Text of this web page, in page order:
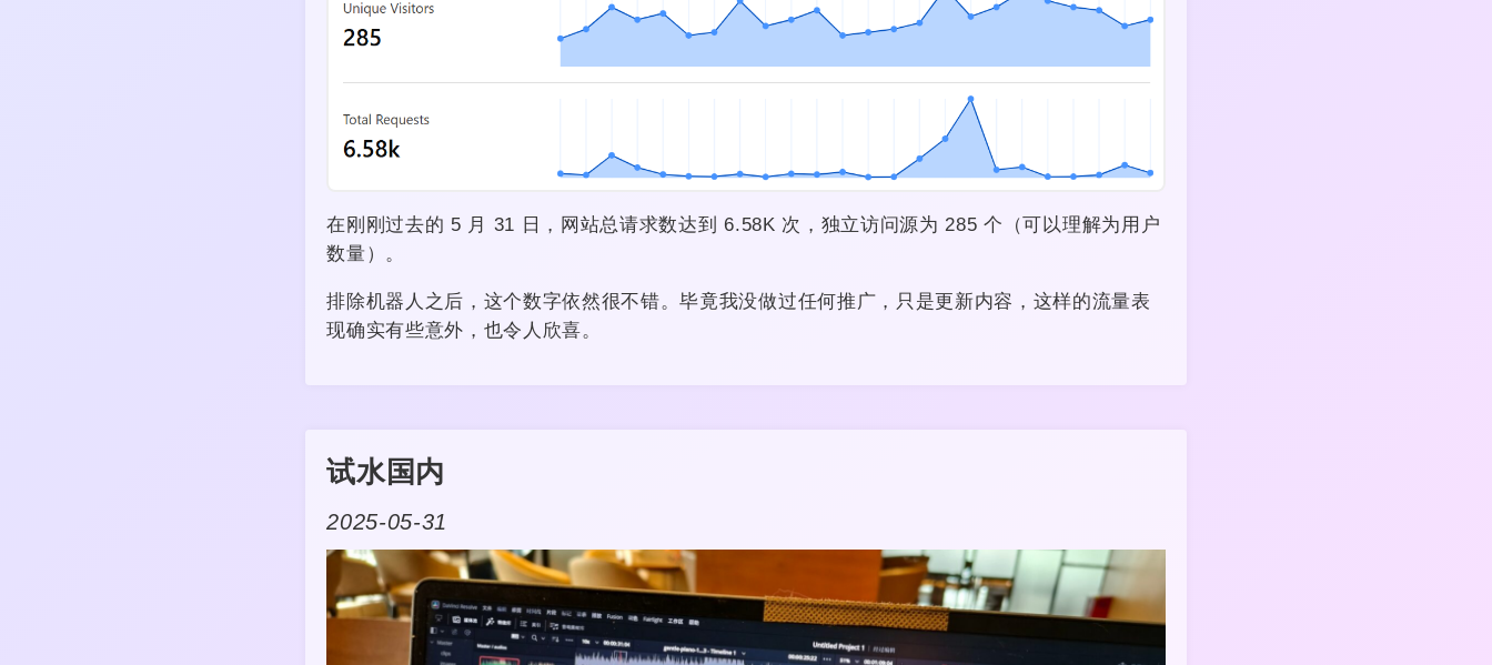
在刚刚过去的 5 月 31 日，网站总请求数达到 6.58K 次，独立访问源为 285 个（可以理解为用户
数量）。
排除机器人之后，这个数字依然很不错。毕竟我没做过任何推广，只是更新内容，这样的流量表
现确实有些意外，也令人欣喜。
试水国内
2025-05-31